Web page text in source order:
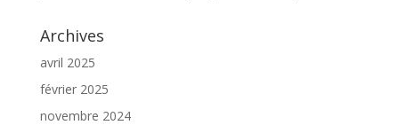
Archives
avril 2025
février 2025
novembre 2024